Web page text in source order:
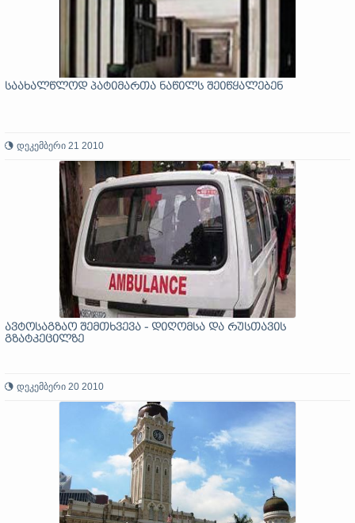
საახალწლოდ პატიმართა ნაწილს შეიწყალებენ
დეკემბერი 21 2010
ავტოსაგზაო შემთხვევა - დიღომსა და რუსთავის
გზატკეცილზე
დეკემბერი 20 2010